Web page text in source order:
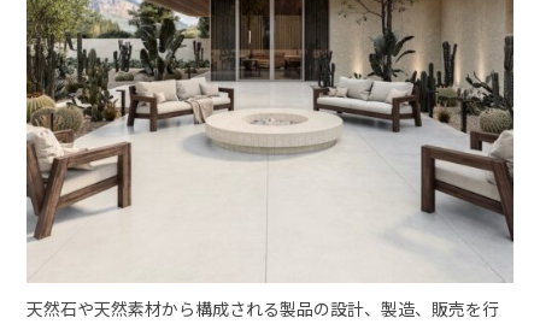
天然石や天然素材から構成される製品の設計、製造、販売を行